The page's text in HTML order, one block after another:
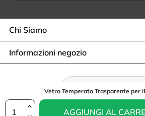
Vetro Temperato Trasparente per
AGGIUNGI AL
Chi Siamo
Informazioni negozio
Recesso dal